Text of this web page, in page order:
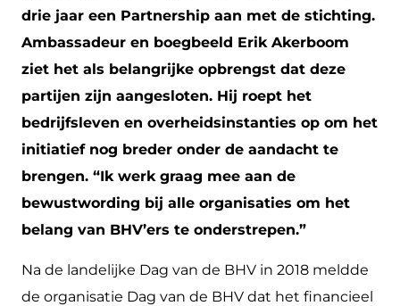
drie jaar een Partnership aan met de stichting.
Ambassadeur en boegbeeld Erik Akerboom
ziet het als belangrijke opbrengst dat deze
partijen zijn aangesloten. Hij roept het
bedrijfsleven en overheidsinstanties op om het
initiatief nog breder onder de aandacht te
brengen. “Ik werk graag mee aan de
bewustwording bij alle organisaties om het
belang van BHV’ers te onderstrepen.”
Na de landelijke Dag van de BHV in 2018 meldde
de organisatie Dag van de BHV dat het financieel